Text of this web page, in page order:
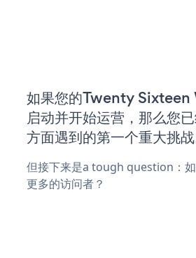
如果您的Twenty
启动并开始运营，那么您
方面遇到的第一个重大挑战
但接下来是a tough question：
更多的访问者？